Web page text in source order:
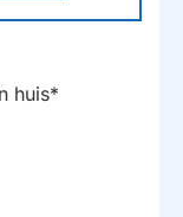
huis*